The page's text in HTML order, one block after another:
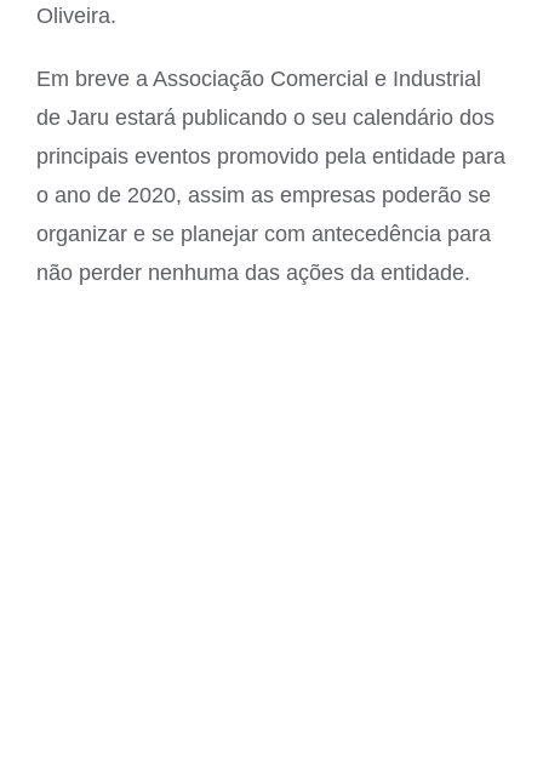
Oliveira.
Em breve a Associação Comercial e Industrial
de Jaru estará publicando o seu calendário dos
principais eventos promovido pela entidade para
o ano de 2020, assim as empresas poderão se
organizar e se planejar com antecedência para
não perder nenhuma das ações da entidade.